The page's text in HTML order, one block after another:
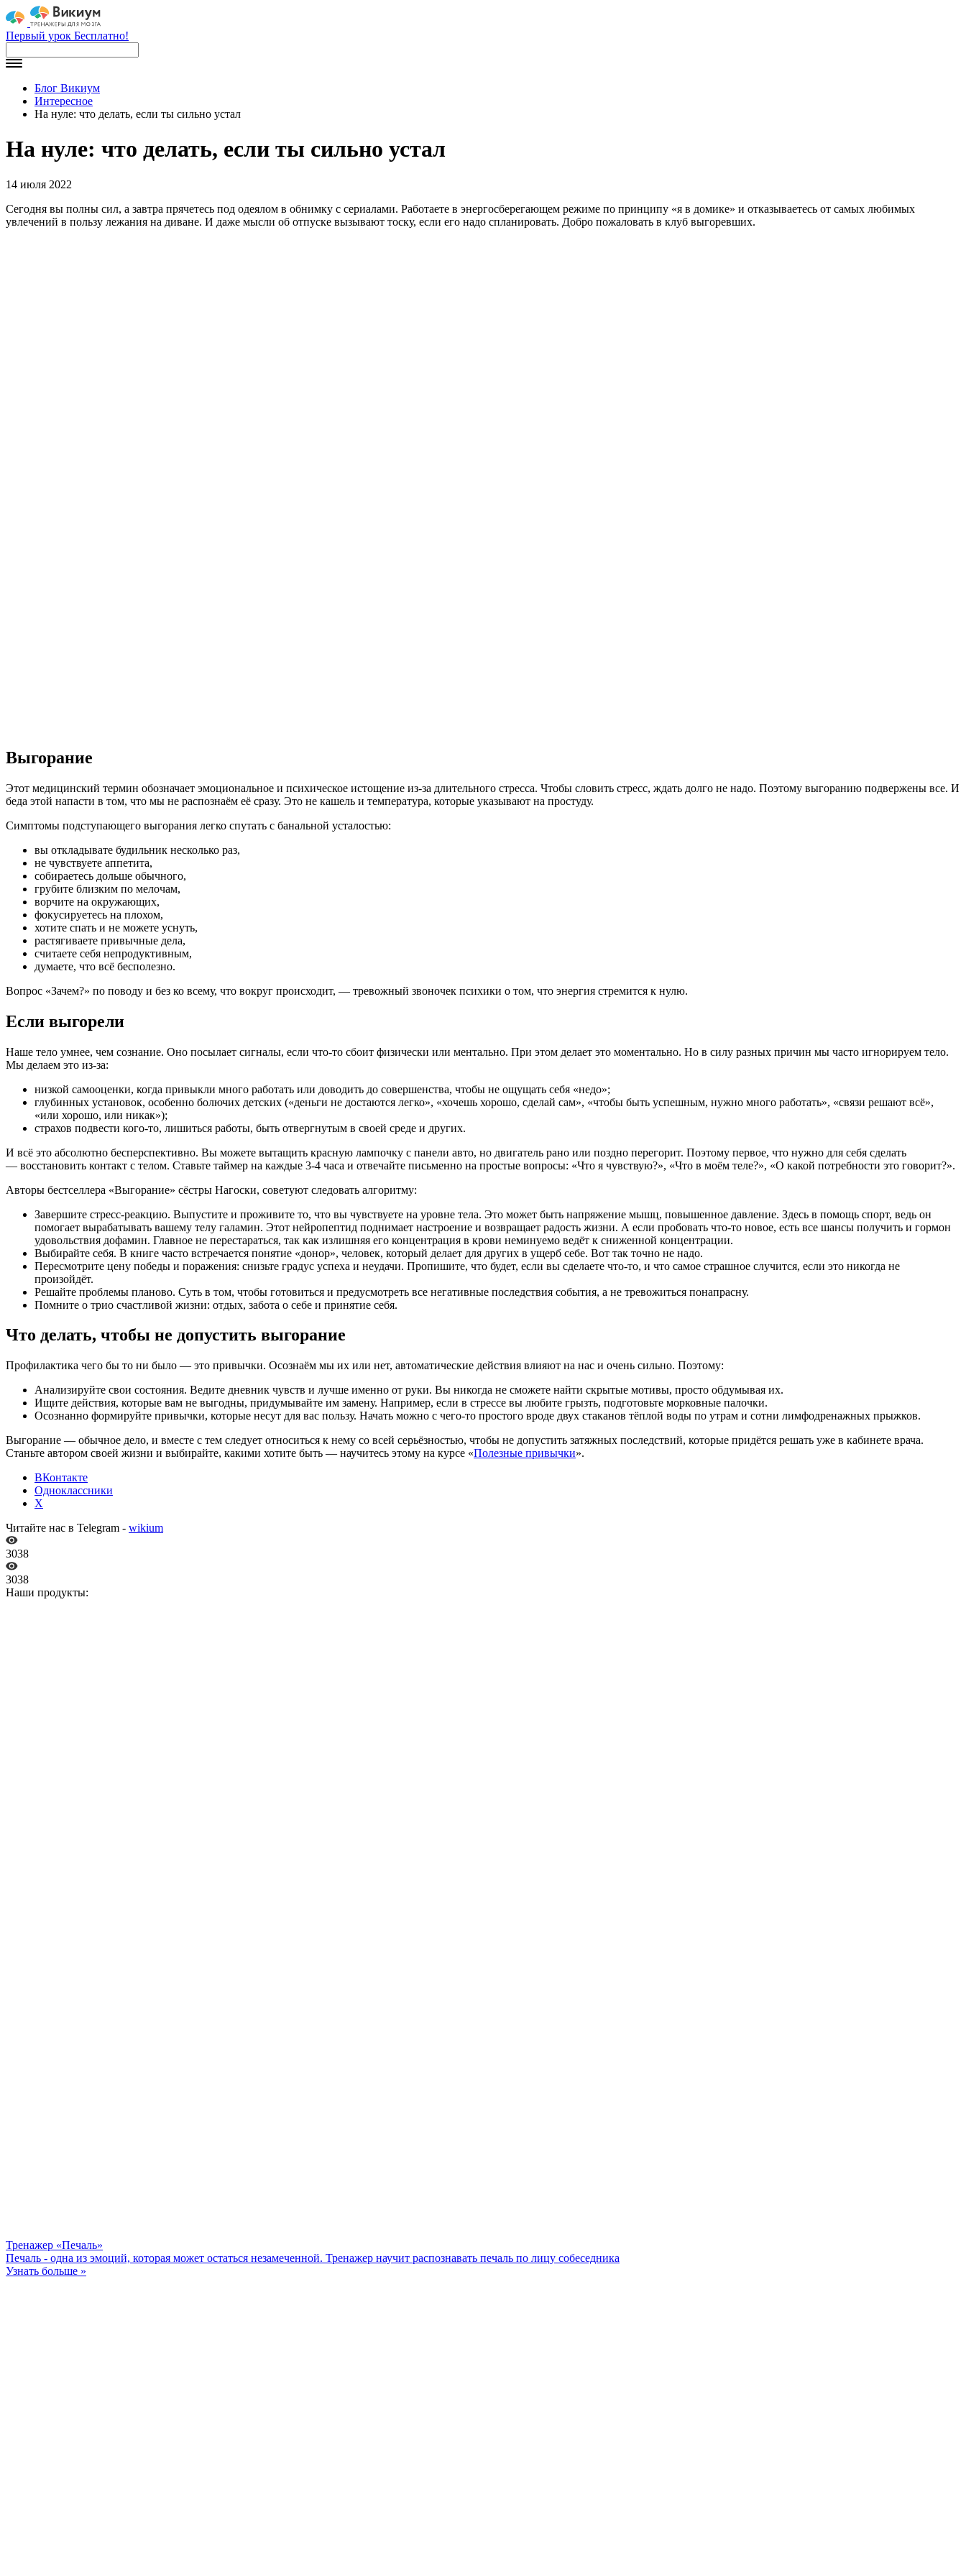
Первый урок Бесплатно!
Блог Викиум
Интересное
На нуле: что делать, если ты сильно устал
На нуле: что делать, если ты сильно устал
14 июля 2022
Сегодня вы полны сил, а завтра прячетесь под одеялом в обнимку с сериалами. Работаете в энергосберегающем режиме по принципу «я в домике» и отказываетесь от самых любимых
увлечений в пользу лежания на диване. И даже мысли об отпуске вызывают тоску, если его надо спланировать. Добро пожаловать в клуб выгоревших.
Выгорание
Этот медицинский термин обозначает эмоциональное и психическое истощение из-за длительного стресса. Чтобы словить стресс, ждать долго не надо. Поэтому выгоранию подвержены все. И
беда этой напасти в том, что мы не распознаём её сразу. Это не кашель и температура, которые указывают на простуду.
Симптомы подступающего выгорания легко спутать с банальной усталостью:
вы откладывате будильник несколько раз,
не чувствуете аппетита,
собираетесь дольше обычного,
грубите близким по мелочам,
ворчите на окружающих,
фокусируетесь на плохом,
хотите спать и не можете уснуть,
растягиваете привычные дела,
считаете себя непродуктивным,
думаете, что всё бесполезно.
Вопрос «Зачем?» по поводу и без ко всему, что вокруг происходит, — тревожный звоночек психики о том, что энергия стремится к нулю.
Если выгорели
Наше тело умнее, чем сознание. Оно посылает сигналы, если что-то сбоит физически или ментально. При этом делает это моментально. Но в силу разных причин мы часто игнорируем тело.
Мы делаем это из-за:
низкой самооценки, когда привыкли много работать или доводить до совершенства, чтобы не ощущать себя «недо»;
глубинных установок, особенно болючих детских («деньги не достаются легко», «хочешь хорошо, сделай сам», «чтобы быть успешным, нужно много работать», «связи решают всё»,
«или хорошо, или никак»);
страхов подвести кого-то, лишиться работы, быть отвергнутым в своей среде и других.
И всё это абсолютно бесперспективно. Вы можете вытащить красную лампочку с панели авто, но двигатель рано или поздно перегорит. Поэтому первое, что нужно для себя сделать
— восстановить контакт с телом. Ставьте таймер на каждые 3-4 часа и отвечайте письменно на простые вопросы: «Что я чувствую?», «Что в моём теле?», «О какой потребности это говорит?».
Авторы бестселлера «Выгорание» сёстры Нагоски, советуют следовать алгоритму:
Завершите стресс-реакцию. Выпустите и проживите то, что вы чувствуете на уровне тела. Это может быть напряжение мышц, повышенное давление. Здесь в помощь спорт, ведь он
помогает вырабатывать вашему телу галамин. Этот нейропептид поднимает настроение и возвращает радость жизни. А если пробовать что-то новое, есть все шансы получить и гормон
удовольствия дофамин. Главное не перестараться, так как излишняя его концентрация в крови неминуемо ведёт к сниженной концентрации.
Выбирайте себя. В книге часто встречается понятие «донор», человек, который делает для других в ущерб себе. Вот так точно не надо.
Пересмотрите цену победы и поражения: снизьте градус успеха и неудачи. Пропишите, что будет, если вы сделаете что-то, и что самое страшное случится, если это никогда не
произойдёт.
Решайте проблемы планово. Суть в том, чтобы готовиться и предусмотреть все негативные последствия события, а не тревожиться понапрасну.
Помните о трио счастливой жизни: отдых, забота о себе и принятие себя.
Что делать, чтобы не допустить выгорание
Профилактика чего бы то ни было — это привычки. Осознаём мы их или нет, автоматические действия влияют на нас и очень сильно. Поэтому:
Анализируйте свои состояния. Ведите дневник чувств и лучше именно от руки. Вы никогда не сможете найти скрытые мотивы, просто обдумывая их.
Ищите действия, которые вам не выгодны, придумывайте им замену. Например, если в стрессе вы любите грызть, подготовьте морковные палочки.
Осознанно формируйте привычки, которые несут для вас пользу. Начать можно с чего-то простого вроде двух стаканов тёплой воды по утрам и сотни лимфодренажных прыжков.
Выгорание — обычное дело, и вместе с тем следует относиться к нему со всей серьёзностью, чтобы не допустить затяжных последствий, которые придётся решать уже в кабинете врача.
Станьте автором своей жизни и выбирайте, какими хотите быть — научитесь этому на курсе «Полезные привычки».
ВКонтакте
Одноклассники
X
Читайте нас в Telegram - wikium
3038
3038
Наши продукты:
Тренажер «Печаль»
Печаль - одна из эмоций, которая может остаться незамеченной. Тренажер научит распознавать печаль по лицу собеседника
Узнать больше »